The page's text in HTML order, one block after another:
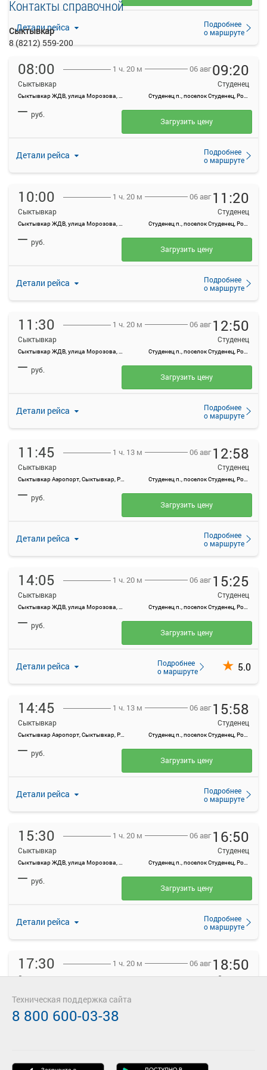
Детали рейса
Подробнее
о маршруте
08:00
Сыктывкар
Сыктывкар ЖДВ, улица Морозова, 1А
1 ч. 20 м 06 авг09:20
Студенец
Студенец п., поселок Студенец, Россия
Детали рейса
Подробнее
о маршруте
— руб.
Загрузить цену
10:00
Сыктывкар
Сыктывкар ЖДВ, улица Морозова, 1А
1 ч. 20 м 06 авг 11:20
Студенец
Студенец п., поселок Студенец, Россия
Детали рейса
Подробнее
о маршруте
— руб.
Загрузить цену
11:30
Сыктывкар
Сыктывкар ЖДВ, улица Морозова, 1А
1 ч. 20 м 06 авг 12:50
Студенец
Студенец п., поселок Студенец, Россия
Детали рейса
Подробнее
о маршруте
— руб.
Загрузить цену
11:45
Сыктывкар
Сыктывкар Аэропорт, Сыктывкар, Россия
1 ч. 13 м 06 авг 12:58
Студенец
Студенец п., поселок Студенец, Россия
Детали рейса
Подробнее
о маршруте
— руб.
Загрузить цену
14:05
Сыктывкар
Сыктывкар ЖДВ, улица Морозова, 1А
1 ч. 20 м 06 авг 15:25
Студенец
Студенец п., поселок Студенец, Россия
Детали рейса
Подробнее
о маршруте
5.0
— руб.
Загрузить цену
14:45
Сыктывкар
Сыктывкар Аэропорт, Сыктывкар, Россия
1 ч. 13 м 06 авг 15:58
Студенец
Студенец п., поселок Студенец, Россия
Детали рейса
Подробнее
о маршруте
— руб.
Загрузить цену
15:30
Сыктывкар
Сыктывкар ЖДВ, улица Морозова, 1А
1 ч. 20 м 06 авг 16:50
Студенец
Студенец п., поселок Студенец, Россия
Детали рейса
Подробнее
о маршруте
— руб.
Загрузить цену
17:30
Сыктывкар
1 ч. 20 м 06 авг 18:50
Студенец
—
Контакты справочной
Сыктывкар
8 (8212) 559-200
Техническая поддержка сайта
8 800 600-03-38